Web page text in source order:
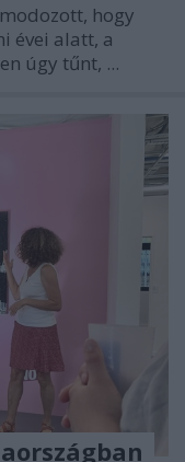
hogy
évei alatt, a
úgy tűnt, ...